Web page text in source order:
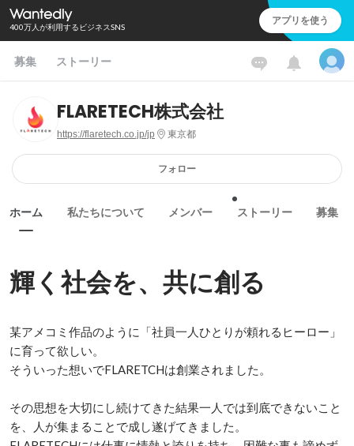
400万人が利用するビジネスSNS アプリを使う
募集 ストーリー
FLARETECH株式会社
https://flaretech.co.jp/jp 東京都
フォロー
ホーム 私たちについて メンバー ストーリー 募集
輝く社会を、共に創る
某アメコミ作品のように「社員一人ひとりが頼れるヒーロー」
に育って欲しい。
そういった想いでFLARETCHは創業されました。
その思想を大切にし続けてきた結果一人では到底できないこと
を、人が集まることで成し遂げてきました。